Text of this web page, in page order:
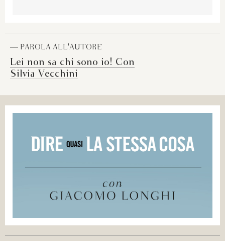
— PAROLA ALL'AUTORE
Lei non sa chi sono io! Con
Silvia Vecchini